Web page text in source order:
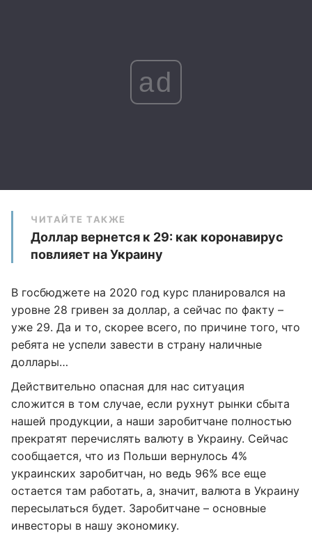
ad
ЧИТАЙТЕ ТАКЖЕ
Доллар вернется к 29: как коронавирус
повлияет на Украину
В госбюджете на 2020 год курс планировался на
уровне 28 гривен за доллар, а сейчас по факту –
уже 29. Да и то, скорее всего, по причине того, что
ребята не успели завести в страну наличные
доллары…
Действительно опасная для нас ситуация
сложится в том случае, если рухнут рынки сбыта
нашей продукции, а наши заробитчане полностью
прекратят перечислять валюту в Украину. Сейчас
сообщается, что из Польши вернулось 4%
украинских заробитчан, но ведь 96% все еще
остается там работать, а, значит, валюта в Украину
пересылаться будет. Заробитчане – основные
инвесторы в нашу экономику.